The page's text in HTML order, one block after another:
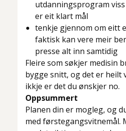
utdanningsprogram
er eit klart mål
tenkje gjennom om eitt
faktisk kan vere meir
presse alt inn samtidig
Fleire som søkjer medisin
bygge snitt, og det er heilt
ikkje er det du ønskjer no.
Oppsummert
Planen din er mogleg, og
med førstegangsvitnemål.